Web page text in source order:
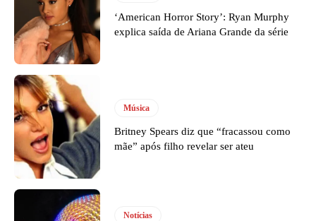
‘American Horror Story’: Ryan Murphy
explica saída de Ariana Grande da série
Música
Britney Spears diz que “fracassou como
mãe” após filho revelar ser ateu
Notícias